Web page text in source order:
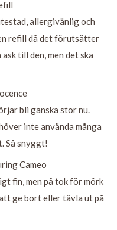
allergivänlig och
refill då det förutsätter
till den, men det ska
bli ganska stor nu.
inte använda många
Så snyggt!
Cameo
fin, men på tok för mörk
ge bort eller tävla ut på